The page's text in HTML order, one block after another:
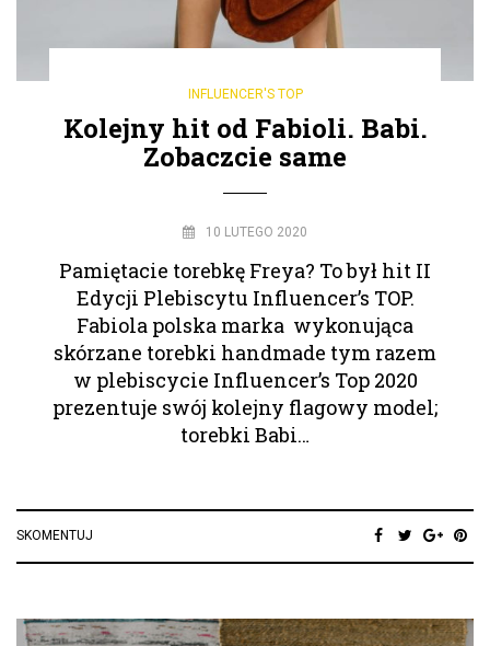
INFLUENCER'S TOP
Kolejny hit od Fabioli. Babi.
Zobaczcie same
10 LUTEGO 2020
Pamiętacie torebkę Freya? To był hit II
Edycji Plebiscytu Influencer’s TOP.
Fabiola polska marka wykonująca
skórzane torebki handmade tym razem
w plebiscycie Influencer’s Top 2020
prezentuje swój kolejny flagowy model;
torebki Babi…
SKOMENTUJ